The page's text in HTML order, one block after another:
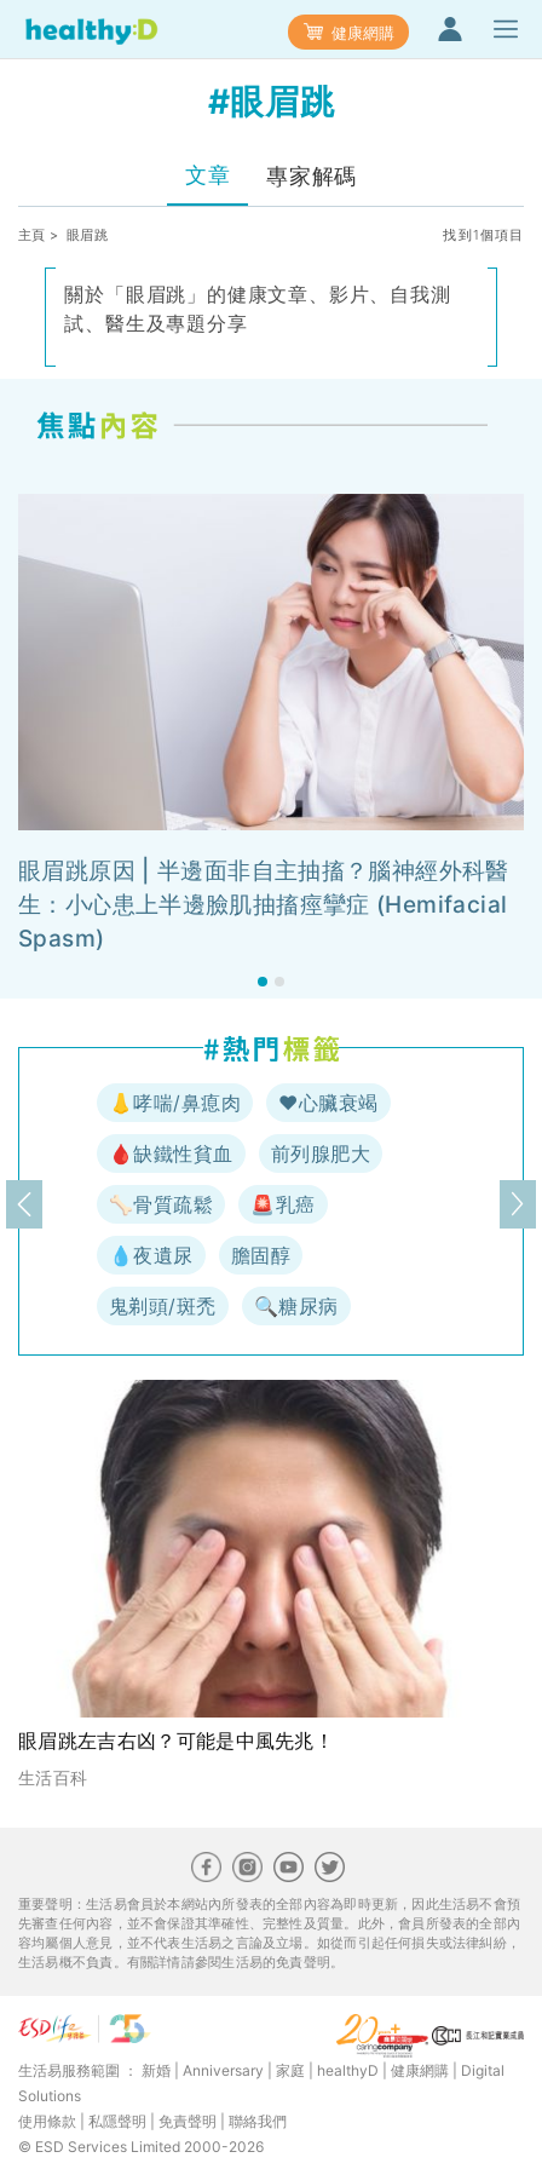
健康網購
#眼眉跳
文章 專家解碼
主頁 > 眼眉跳 找到1個項目
關於「眼眉跳」的健康文章、影片、自我測
試、醫生及專題分享
眼眉跳原因 | 半邊面非自主抽搐？腦神經外科醫
生：小心患上半邊臉肌抽搐痙攣症 (Hemifacial
Spasm)
👃哮喘/鼻瘜肉 ♥️心臟衰竭
🩸缺鐵性貧血 前列腺肥大
🦴骨質疏鬆 🚨乳癌
💧夜遺尿 膽固醇
鬼剃頭/斑禿 🔍糖尿病
上一頁 下
眼眉跳左吉右凶？可能是中風先兆！
生活百科
重要聲明：生活易會員於本網站內所發表的全部內容為即時更新，因此生活易不會預
先審查任何內容，並不會保證其準確性、完整性及質量。此外，會員所發表的全部內
容均屬個人意見，並不代表生活易之言論及立場。如從而引起任何損失或法律糾紛，
生活易概不負責。有關詳情請參閱生活易的免責聲明。
生活易服務範圍 ： 新婚 Anniversary 家庭 healthyD 健康網購
Digital
Solutions
使用條款
私隱聲明 免責聲明
聯絡我們
© ESD Services Limited 2000-2026